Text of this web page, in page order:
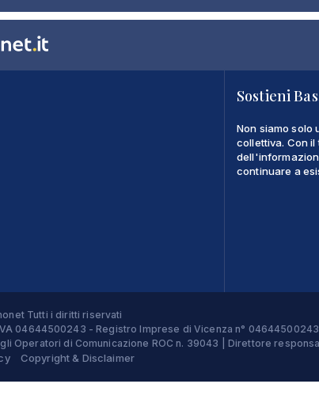
Sostieni
Non siamo solo
collettiva. Con
continuare a
Tutti i diritti riservati
04644500243 - Registro Imprese di Vicenza n° 04644500243
Operatori di Comunicazione ROC n. 39043 | Direttore
Copyright & Disclaimer